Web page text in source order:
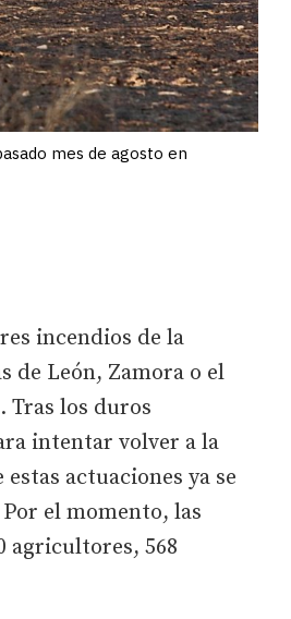
mes de agosto en
incendios de la
de León, Zamora o el
los duros
intentar volver a la
actuaciones ya se
el momento, las
agricultores, 568